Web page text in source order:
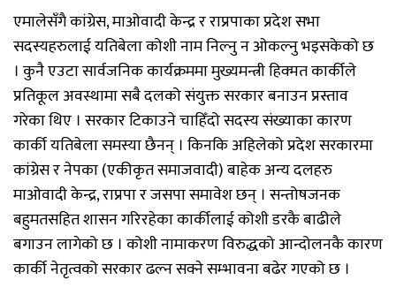
एमालेसँगै कांग्रेस, माओवादी केन्द्र र राप्रपाका प्रदेश सभा
सदस्यहरुलाई यतिबेला कोशी नाम निल्नु न ओकल्नु भइसकेको छ
। कुनै एउटा सार्वजनिक कार्यक्रममा मुख्यमन्त्री हिक्मत कार्कीले
प्रतिकूल अवस्थामा सबै दलको संयुक्त सरकार बनाउन प्रस्ताव
गरेका थिए । सरकार टिकाउने चाहिँदो सदस्य संख्याका कारण
कार्की यतिबेला समस्या छैनन् । किनकि अहिलेको प्रदेश सरकारमा
कांग्रेस र नेपका (एकीकृत समाजवादी) बाहेक अन्य दलहरु
माओवादी केन्द्र, राप्रपा र जसपा समावेश छन् । सन्तोषजनक
बहुमतसहित शासन गरिरहेका कार्कीलाई कोशी डरकै बाढीले
बगाउन लागेको छ । कोशी नामाकरण विरुद्धको आन्दोलनकै कारण
कार्की नेतृत्वको सरकार ढल्न सक्ने सम्भावना बढेर गएको छ ।